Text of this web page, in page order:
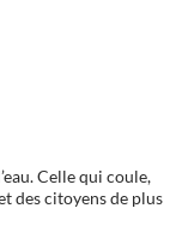
Celle qui coule,
des citoyens de plus